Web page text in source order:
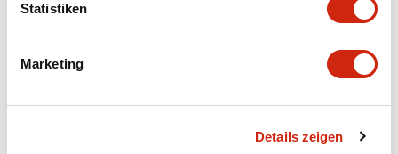
Statistiken
Marketing
Details zeigen
Kataloge & Broschüren Genehmigungen &
04/09/2025.PDF2.94MB